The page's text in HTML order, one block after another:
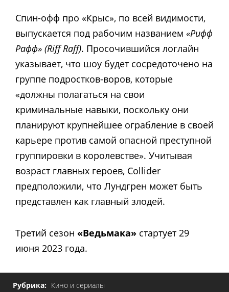
Спин-офф про «Крыс», по всей видимости,
выпускается под рабочим названием «Рифф
Рафф» (Riff Raff). Просочившийся логлайн
указывает, что шоу будет сосредоточено на
группе подростков-воров, которые
«должны полагаться на свои
криминальные навыки, поскольку они
планируют крупнейшее ограбление в своей
карьере против самой опасной преступной
группировки в королевстве». Учитывая
возраст главных героев, Collider
предположили, что Лундгрен может быть
представлен как главный злодей.
Третий сезон «Ведьмака» стартует 29
июня 2023 года.
Рубрика: Кино и сериалы